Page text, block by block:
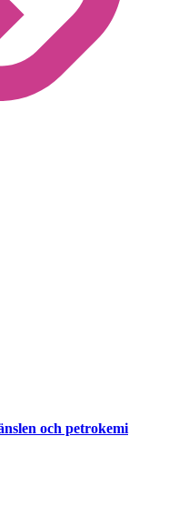
och petrokemi